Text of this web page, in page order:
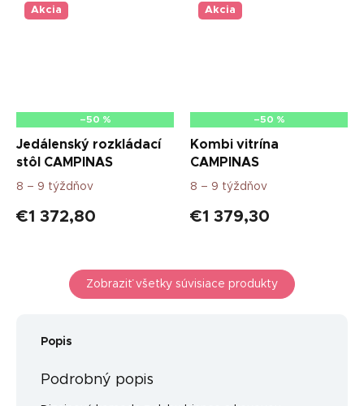
Akcia
–50 %
Jedálenský rozkládací
stôl CAMPINAS
8 – 9 týždňov
€1 372,80
Akcia
–50 %
Kombi vitrína
CAMPINAS
8 – 9 týždňov
€1 379,30
Zobraziť všetky súvisiace produkty
Popis
Podrobný popis